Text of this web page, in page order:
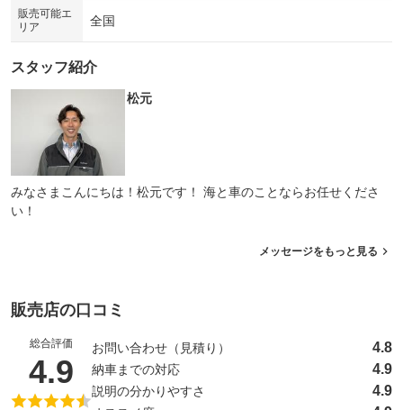
販売可能エ
リア
全国
スタッフ紹介
松元
みなさまこんにちは！松元です！ 海と車のことならお任せくださ
い！
メッセージをもっと見る
販売店の口コミ
総合評価
4.9 （5点満点中）
お問い合わせ（見積り） 4.8
納車までの対応 4.9
説明の分かりやすさ 4.9